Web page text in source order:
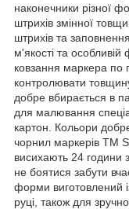
наконечники різної
штрихів змінної
штрихів та
м'якості та
ковзання маркера по
контролювати
добре вбирається в
для малювання
картон. Кольори
чорнил маркерів ТМ
висихають 24 години
не боятися забути
форми виготовлений
руці, також для